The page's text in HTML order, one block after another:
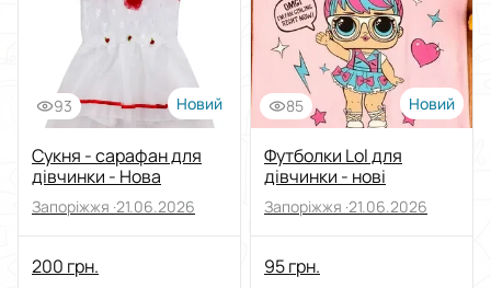
93 Новий
Сукня - сарафан для
дівчинки - Нова
Запоріжжя ·21.06.2026
200 грн.
85 Новий
Футболки Lol для
дівчинки - нові
Запоріжжя ·21.06.2026
95 грн.